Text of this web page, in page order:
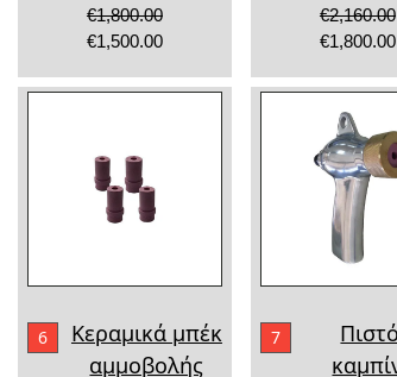
€1,800.00
€1,500.00
€2,160.00
€1,800.00
6
Κεραμικά μπέκ
αμμοβολής
7